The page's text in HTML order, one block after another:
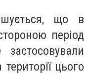
що в
період
застосовували
цього